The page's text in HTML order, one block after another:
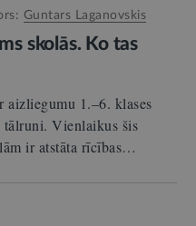
Guntars Laganovskis
skolās. Ko tas
aizliegumu 1.–6. klases
Vienlaikus šis
ir atstāta rīcības…